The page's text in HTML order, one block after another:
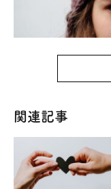
関連記事